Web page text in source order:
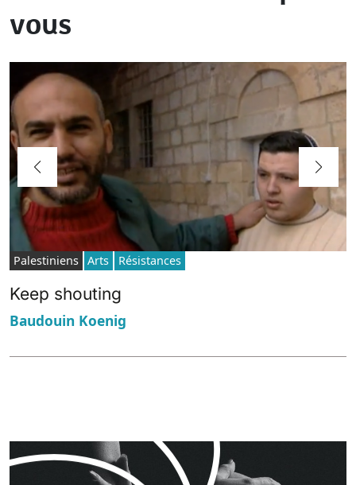
vous
Palestiniens Arts Résistances
Keep shouting
Baudouin Koenig